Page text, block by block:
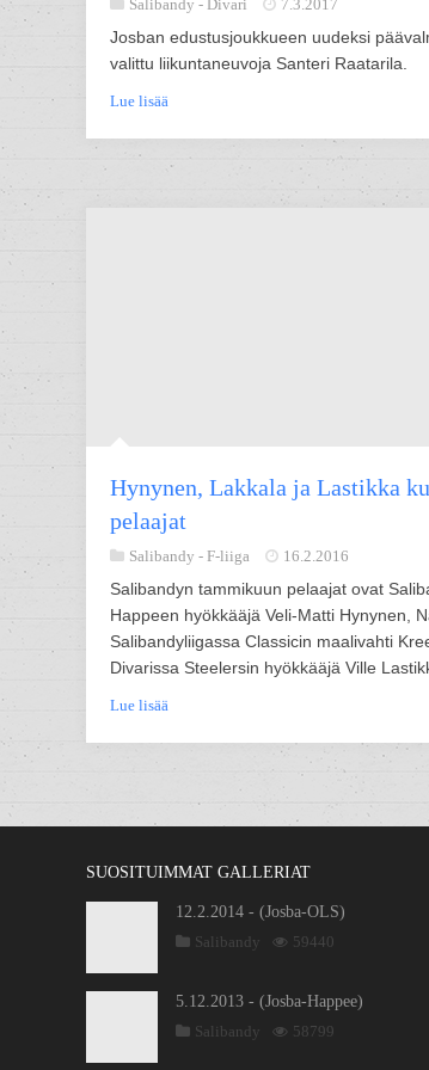
Salibandy - Divari 7.3.2017
Josban edustusjoukkueen uudeksi
valittu liikuntaneuvoja Santeri Raatarila.
Lue lisää
Hynynen, Lakkala ja Lastikka
pelaajat
Salibandy - F-liiga 16.2.2016
Salibandyn tammikuun pelaajat ovat
Happeen hyökkääjä Veli-Matti Hynynen,
Salibandyliigassa Classicin maalivahti
Divarissa Steelersin hyökkääjä Ville
Lue lisää
SUOSITUIMMAT GALLERIAT
12.2.2014 - (Josba-OLS)
Salibandy
59440
5.12.2013 - (Josba-Happee)
Salibandy
58799